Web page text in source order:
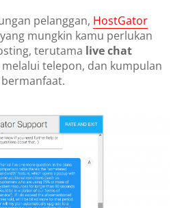
pelanggan, HostGator
mungkin kamu perlukan
terutama live chat
telepon, dan kumpulan